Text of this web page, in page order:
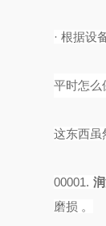
· 根据设
平时怎么
这东西虽
00001.
磨损 。